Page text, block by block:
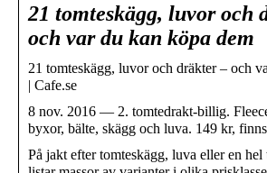
21 tomteskägg, luvor och
och var du kan köpa dem
21 tomteskägg, luvor och dräkter – och
| Cafe.se
8 nov. 2016 — 2. tomtedrakt-billig.
byxor, bälte, skägg och luva. 149 kr,
På jakt efter tomteskägg, luva eller en